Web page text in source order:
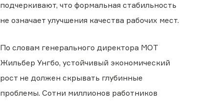
подчеркивают, что формальная стабильность
не означает улучшения качества рабочих мест.
По словам генерального директора МОТ
Жильбер Унгбо, устойчивый экономический
рост не должен скрывать глубинные
проблемы. Сотни миллионов работников